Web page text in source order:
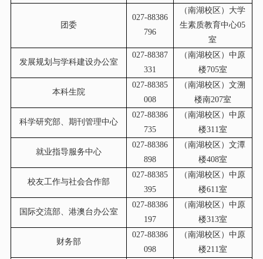
团委
027-88386
796
（南湖校区）大学
生素质教育中心05
室
发展规划与学科建设办公室
027-88387
331
（南湖校区）中原
楼705室
本科生院
027-88385
008
（南湖校区）文溯
楼南207室
科学研究部、期刊管理中心
027-88386
735
（南湖校区）中原
楼311室
就业指导服务中心
027-88386
898
（南湖校区）文潭
楼408室
校友工作与社会合作部
027-88385
395
（南湖校区）中原
楼611室
国际交流部、港澳台办公室
027-88386
197
（南湖校区）中原
楼313室
财务部
027-88386
098
（南湖校区）中原
楼211室